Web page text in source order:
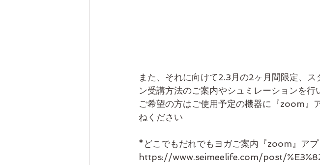
また、それに向けて2.3月の2ヶ月間限定、
ン受講方法のご案内やシュミレーションを行
ご希望の方はご使用予定の機器に『zoom』
ねください
*どこでもだれでもヨガご案内『zoom』アプ
https://www.seimeelife.com/post/